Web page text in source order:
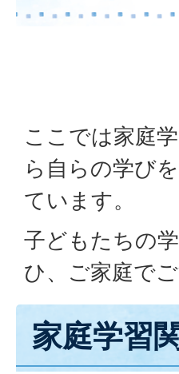
ここでは家庭
ら自らの学び
ています。
子どもたちの
ひ、ご家庭で
家庭学習